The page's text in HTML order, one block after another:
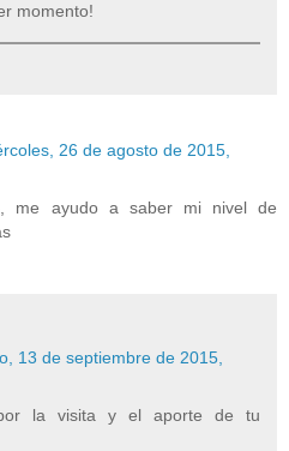
momento!
26 de agosto de 2015,
me ayudo a saber mi nivel de
13 de septiembre de 2015,
la visita y el aporte de tu